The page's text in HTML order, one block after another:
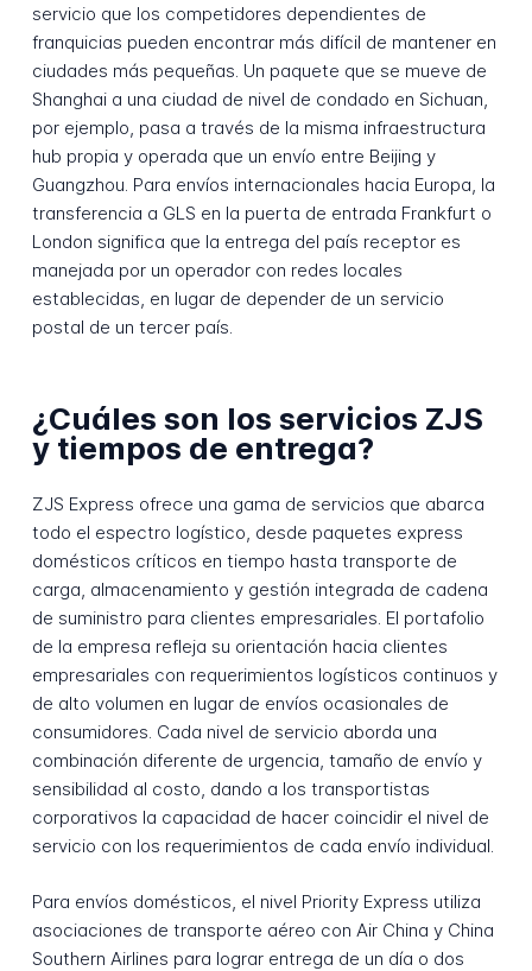
servicio que los competidores dependientes de
franquicias pueden encontrar más difícil de mantener en
ciudades más pequeñas. Un paquete que se mueve de
Shanghai a una ciudad de nivel de condado en Sichuan,
por ejemplo, pasa a través de la misma infraestructura
hub propia y operada que un envío entre Beijing y
Guangzhou. Para envíos internacionales hacia Europa, la
transferencia a GLS en la puerta de entrada Frankfurt o
London significa que la entrega del país receptor es
manejada por un operador con redes locales
establecidas, en lugar de depender de un servicio
postal de un tercer país.
¿Cuáles son los servicios ZJS
y tiempos de entrega?
ZJS Express ofrece una gama de servicios que abarca
todo el espectro logístico, desde paquetes express
domésticos críticos en tiempo hasta transporte de
carga, almacenamiento y gestión integrada de cadena
de suministro para clientes empresariales. El portafolio
de la empresa refleja su orientación hacia clientes
empresariales con requerimientos logísticos continuos y
de alto volumen en lugar de envíos ocasionales de
consumidores. Cada nivel de servicio aborda una
combinación diferente de urgencia, tamaño de envío y
sensibilidad al costo, dando a los transportistas
corporativos la capacidad de hacer coincidir el nivel de
servicio con los requerimientos de cada envío individual.
Para envíos domésticos, el nivel Priority Express utiliza
asociaciones de transporte aéreo con Air China y China
Southern Airlines para lograr entrega de un día o dos